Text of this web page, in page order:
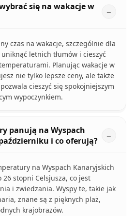
się na wakacje w
czas na wakacje, szczególnie dla
letnich tłumów i cieszyć
Planując wakacje w
nie tylko lepsze ceny, ale także
cieszyć się spokojniejszym
wypoczynkiem.
panują na Wyspach
i co oferują?
na Wyspach Kanaryjskich
26 stopni Celsjusza, co jest
i zwiedzania. Wyspy te, takie jak
znane są z pięknych plaż,
krajobrazów.